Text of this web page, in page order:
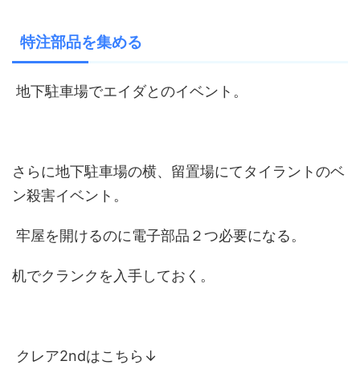
特注部品を集める
地下駐車場でエイダとのイベント。
さらに地下駐車場の横、留置場にてタイラントのベ
ン殺害イベント。
牢屋を開けるのに電子部品２つ必要になる。
机でクランクを入手しておく。
クレア2ndはこちら↓